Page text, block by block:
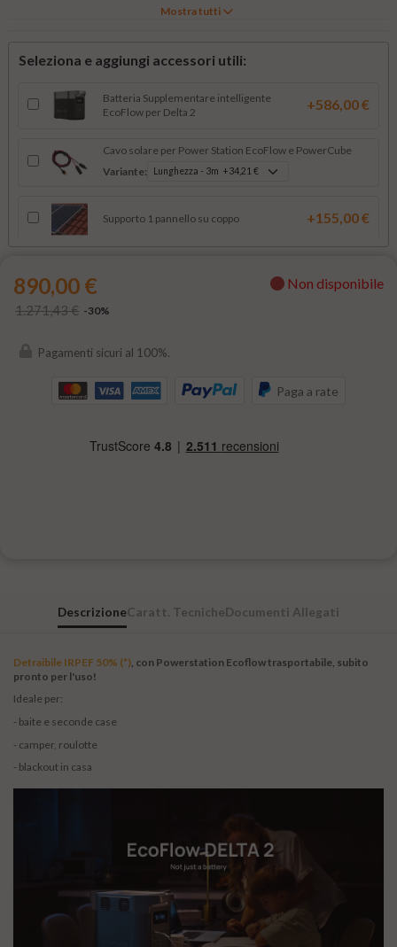
Mostra tutti
Seleziona e aggiungi accessori utili:
Batteria Supplementare intelligente
EcoFlow per Delta 2
+586,00 €
Cavo solare per Power Station EcoFlow e PowerCube
Variante:
Supporto 1 pannello su coppo +155,00 €
Variante:
890,00 €
1.271,43 € -30%
Non disponibile
Pagamenti sicuri al 100%.
Paga a rate
DescrizioneCaratt. TecnicheDocumenti Allegati
Detraibile IRPEF 50% (*) , con Powerstation Ecoflow trasportabile, subito
pronto per l'uso!
Ideale per:
- baite e seconde case
- camper, roulotte
- blackout in casa